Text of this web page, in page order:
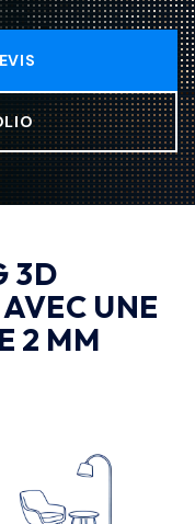
3D
UNE
2 MM